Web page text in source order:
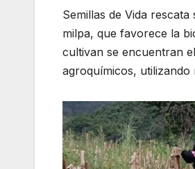
Semillas de Vida
milpa, que favorece la
cultivan se encuentran
agroquímicos,